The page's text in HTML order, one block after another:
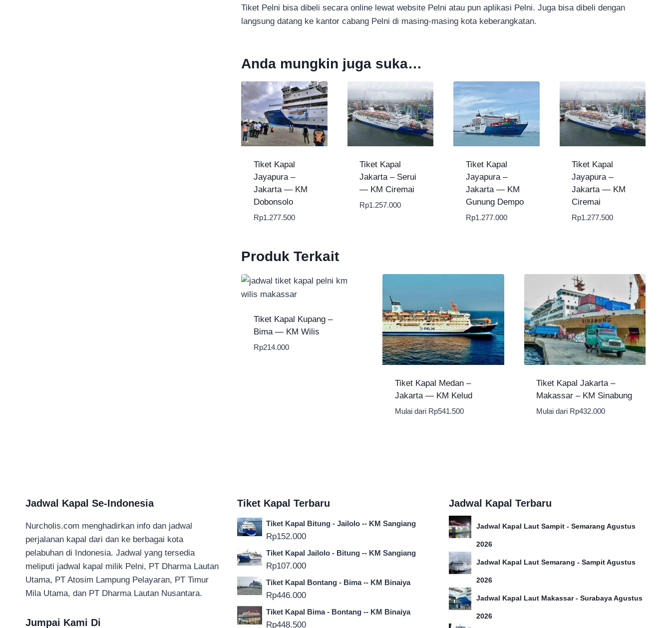
Tiket Pelni bisa dibeli secara online lewat website Pelni atau pun aplikasi Pelni. Juga bisa dibeli dengan
langsung datang ke kantor cabang Pelni di masing-masing kota keberangkatan.
Anda mungkin juga suka…
Tiket Kapal
Jayapura –
Jakarta — KM
Dobonsolo
Rp1.277.500
Tiket Kapal
Jakarta – Serui
— KM Ciremai
Rp1.257.000
Tiket Kapal
Jayapura –
Jakarta — KM
Gunung Dempo
Rp1.277.000
Tiket Kapal
Jayapura –
Jakarta — KM
Ciremai
Rp1.277.500
Produk Terkait
Tiket Kapal Kupang –
Bima — KM Wilis
Rp214.000
Tiket Kapal Medan –
Jakarta — KM Kelud
Mulai dari Rp541.500
Tiket Kapal Jakarta –
Makassar – KM Sinabung
Mulai dari Rp432.000
Jadwal Kapal Se-Indonesia
Nurcholis.com menghadirkan info dan jadwal
perjalanan kapal dari dan ke berbagai kota
pelabuhan di Indonesia. Jadwal yang tersedia
meliputi jadwal kapal milik Pelni, PT Dharma Lautan
Utama, PT Atosim Lampung Pelayaran, PT Timur
Mila Utama, dan PT Dharma Lautan Nusantara.
Jumpai Kami Di
Tiket Kapal Terbaru
Tiket Kapal Bitung - Jailolo -- KM Sangiang
Rp152.000
Tiket Kapal Jailolo - Bitung -- KM Sangiang
Rp107.000
Tiket Kapal Bontang - Bima -- KM Binaiya
Rp446.000
Tiket Kapal Bima - Bontang -- KM Binaiya
Rp448.500
Jadwal Kapal Terbaru
Jadwal Kapal Laut Sampit - Semarang Agustus
2026
Jadwal Kapal Laut Semarang - Sampit Agustus
2026
Jadwal Kapal Laut Makassar - Surabaya Agustus
2026